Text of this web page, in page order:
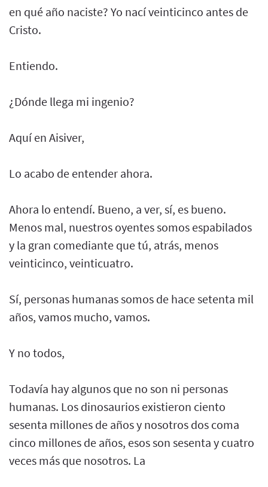
en qué año naciste? Yo nací veinticinco antes de
Cristo.
Entiendo.
¿Dónde llega mi ingenio?
Aquí en Aisiver,
Lo acabo de entender ahora.
Ahora lo entendí. Bueno, a ver, sí, es bueno.
Menos mal, nuestros oyentes somos espabilados
y la gran comediante que tú, atrás, menos
veinticinco, veinticuatro.
Sí, personas humanas somos de hace setenta mil
años, vamos mucho, vamos.
Y no todos,
Todavía hay algunos que no son ni personas
humanas. Los dinosaurios existieron ciento
sesenta millones de años y nosotros dos coma
cinco millones de años, esos son sesenta y cuatro
veces más que nosotros. La